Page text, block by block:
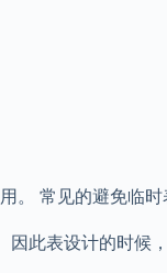
。 常见的避免临时
此表设计的时候